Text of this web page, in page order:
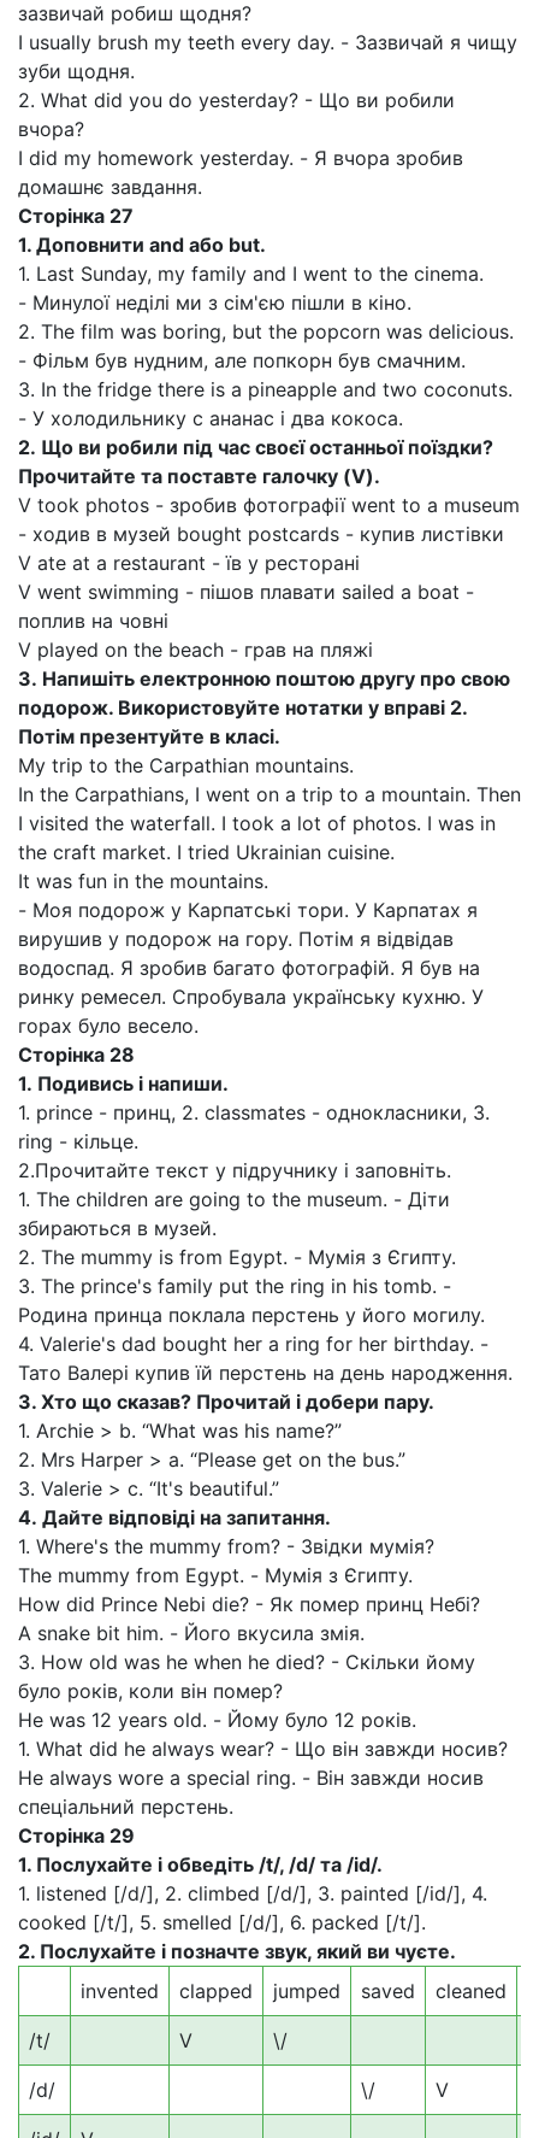
зазвичай робиш щодня?
I usually brush my teeth every day. - Зазвичай я чищу
зуби щодня.
2. What did you do yesterday? - Що ви робили
вчора?
I did my homework yesterday. - Я вчора зробив
домашнє завдання.
Сторінка 27
1. Доповнити and або but.
1. Last Sunday, my family and I went to the cinema.
- Минулої неділі ми з сім'єю пішли в кіно.
2. The film was boring, but the popcorn was delicious.
- Фільм був нудним, але попкорн був смачним.
3. In the fridge there is a pineapple and two coconuts.
- У холодильнику c ананас і два кокоса.
2. Що ви робили під час своєї останньої поїздки?
Прочитайте та поставте галочку (V).
V took photos - зробив фотографії went to a museum
- ходив в музей bought postcards - купив листівки
V ate at a restaurant - їв у ресторані
V went swimming - пішов плавати sailed a boat -
поплив на човні
V played on the beach - грав на пляжі
3. Напишіть електронною поштою другу про свою
подорож. Використовуйте нотатки у вправі 2.
Потім презентуйте в класі.
Му trip to the Carpathian mountains.
In the Carpathians, I went on a trip to a mountain. Then
I visited the waterfall. I took a lot of photos. I was in
the craft market. I tried Ukrainian cuisine.
It was fun in the mountains.
- Моя подорож у Карпатські тори. У Карпатах я
вирушив у подорож на гору. Потім я відвідав
водоспад. Я зробив багато фотографій. Я був на
ринку ремесел. Спробувала українську кухню. У
горах було весело.
Сторінка 28
1. Подивись і напиши.
1. prince - принц, 2. classmates - однокласники, 3.
ring - кільце.
2.Прочитайте текст у підручнику і заповніть.
1. The children are going to the museum. - Діти
збираються в музей.
2. The mummy is from Egypt. - Мумія з Єгипту.
3. The prince's family put the ring in his tomb. -
Родина принца поклала перстень у його могилу.
4. Valerie's dad bought her a ring for her birthday. -
Тато Валері купив їй перстень на день народження.
3. Хто що сказав? Прочитай і добери пару.
1. Archie > b. “What was his name?”
2. Mrs Harper > a. “Please get on the bus.”
3. Valerie > c. “It's beautiful.”
4. Дайте відповіді на запитання.
1. Where's the mummy from? - Звідки мумія?
The mummy from Egypt. - Мумія з Єгипту.
How did Prince Nebi die? - Як помер принц Небі?
A snake bit him. - Його вкусила змія.
3. How old was he when he died? - Скільки йому
було років, коли він помер?
Не was 12 years old. - Йому було 12 років.
1. What did he always wear? - Що він завжди носив?
Не always wore a special ring. - Він завжди носив
спеціальний перстень.
Сторінка 29
1. Послухайте і обведіть /t/, /d/ та /іd/.
1. listened [/d/], 2. climbed [/d/], 3. painted [/id/], 4.
cooked [/t/], 5. smelled [/d/], 6. packed [/t/].
2. Послухайте і позначте звук, який ви чуєте.
invented
clapped jumped saved cleaned
/t/ V \/
/d/ \/ V